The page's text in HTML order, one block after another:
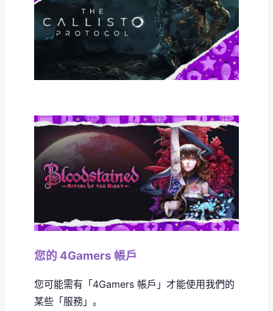
您的 4Gamers 帳戶
您可能需有「4Gamers 帳戶」才能使用我們的
某些「服務」。